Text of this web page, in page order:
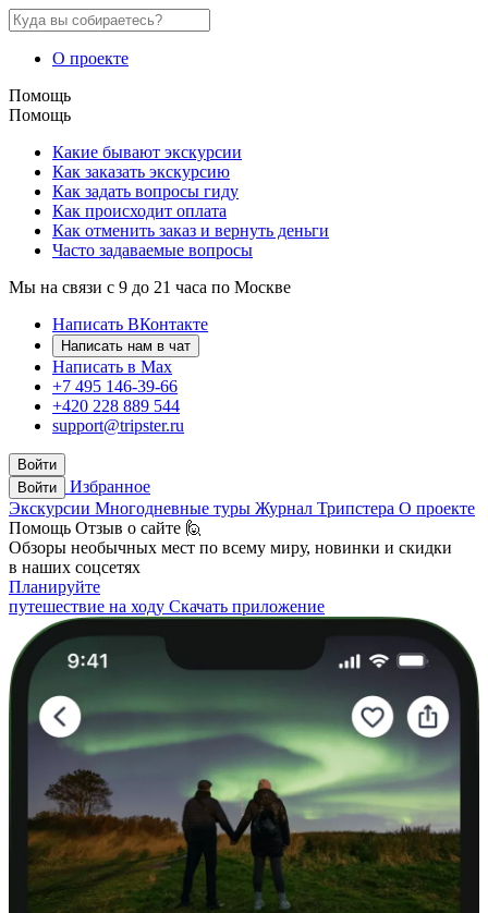
О проекте
Помощь
Помощь
Какие бывают экскурсии
Как заказать экскурсию
Как задать вопросы гиду
Как происходит оплата
Как отменить заказ и вернуть деньги
Часто задаваемые вопросы
Мы на связи с 9 до 21 часа по Москве
Написать ВКонтакте
Написать нам в чат
Написать в Max
+7 495 146-39-66
+420 228 889 544
support@tripster.ru
Войти
Войти
Избранное
Экскурсии Многодневные туры Журнал Трипстера О проекте
Помощь Отзыв о сайте 🙋
Обзоры необычных мест по всему миру, новинки и скидки
в наших соцсетях
Планируйте
путешествие на ходу Скачать приложение